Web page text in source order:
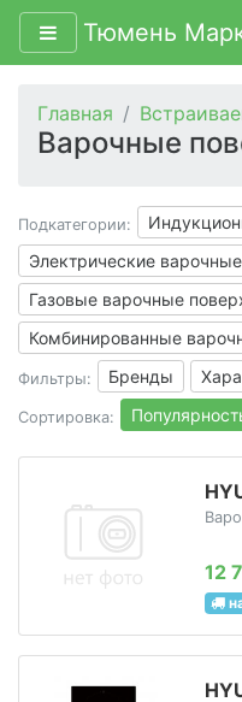
Тюмень
Главная
Варочные
Подкатегории:
Электрические
Газовые варочные
Комбинированные
Фильтры: Бренды
Сортировка:
12